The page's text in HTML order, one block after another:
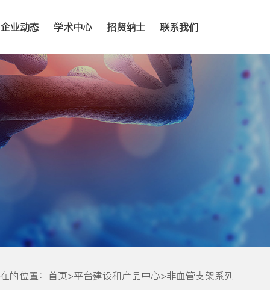
企业动态 学术中心 招贤纳士 联系我们
的位置： 首页>平台建设和产品中心>非血管支架系列